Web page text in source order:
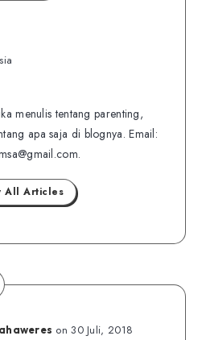
menulis tentang parenting,
apa saja di blognya. Email:
All Articles
on 30 Juli, 2018